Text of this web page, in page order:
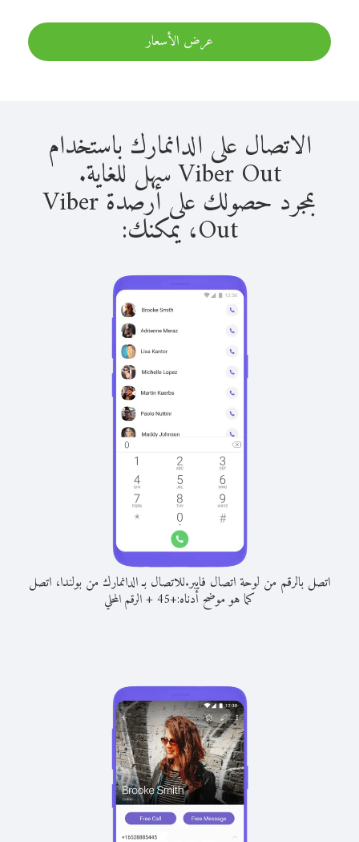
عرض الأسعار
الاتصال على الدانمارك باستخدام
Viber Out سهل للغاية.
بمجرد حصولك على أرصدة Viber
Out، يمكنك:
اتصل بالرقم من لوحة اتصال فايبر.للاتصال بـ الدانمارك من بولندا، اتصل
كما هو موضح أدناه:+
45
+الرقم المحلي